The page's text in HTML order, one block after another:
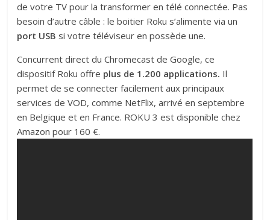
de votre TV pour la transformer en télé connectée. Pas
besoin d’autre câble : le boitier Roku s’alimente via un
port USB si votre téléviseur en possède une.
Concurrent direct du Chromecast de Google, ce
dispositif Roku offre plus de 1.200 applications. Il
permet de se connecter facilement aux principaux
services de VOD, comme NetFlix, arrivé en septembre
en Belgique et en France. ROKU 3 est disponible chez
Amazon pour 160 €.